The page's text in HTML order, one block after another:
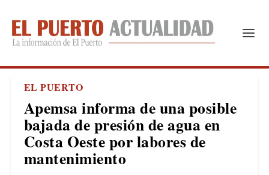
EL PUERTO
Apemsa informa de una posible
bajada de presión de agua en
Costa Oeste por labores de
mantenimiento